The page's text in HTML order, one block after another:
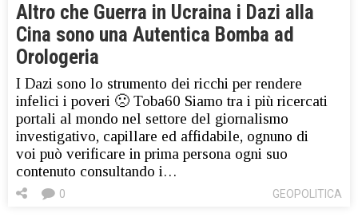
Altro che Guerra in Ucraina i Dazi alla
Cina sono una Autentica Bomba ad
Orologeria
I Dazi sono lo strumento dei ricchi per rendere
infelici i poveri 🙁 Toba60 Siamo tra i più ricercati
portali al mondo nel settore del giornalismo
investigativo, capillare ed affidabile, ognuno di
voi può verificare in prima persona ogni suo
contenuto consultando i…
GEOPOLITICA
0